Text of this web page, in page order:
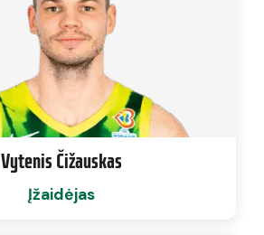
Vytenis Čižauskas
Įžaidėjas